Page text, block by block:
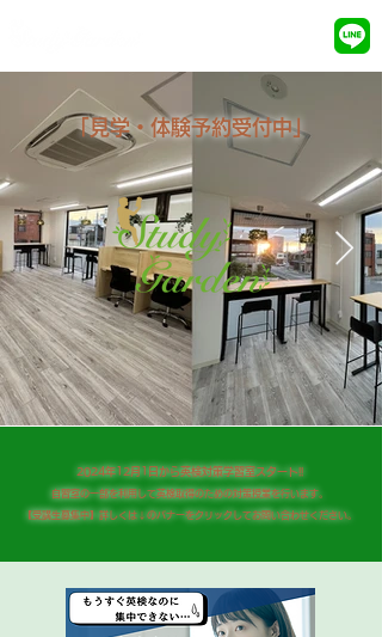
「見学・体験予約受付中」
2024年12月1日から英検対策学習室スタート!!
​自習室の一部を利用して英検取得のための対策授業を行います。
【受講生募集中】詳しくは↓のバナーをクリックしてお問い合わせください。